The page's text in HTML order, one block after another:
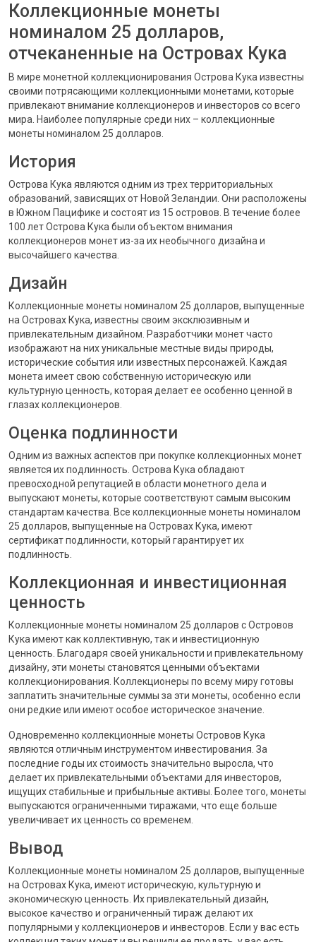
Коллекционные монеты
номиналом 25 долларов,
отчеканенные на Островах Кука
В мире монетной коллекционирования Острова Кука известны
своими потрясающими коллекционными монетами, которые
привлекают внимание коллекционеров и инвесторов со всего
мира. Наиболее популярные среди них – коллекционные
монеты номиналом 25 долларов.
История
Острова Кука являются одним из трех территориальных
образований, зависящих от Новой Зеландии. Они расположены
в Южном Пацифике и состоят из 15 островов. В течение более
100 лет Острова Кука были объектом внимания
коллекционеров монет из-за их необычного дизайна и
высочайшего качества.
Дизайн
Коллекционные монеты номиналом 25 долларов, выпущенные
на Островах Кука, известны своим эксклюзивным и
привлекательным дизайном. Разработчики монет часто
изображают на них уникальные местные виды природы,
исторические события или известных персонажей. Каждая
монета имеет свою собственную историческую или
культурную ценность, которая делает ее особенно ценной в
глазах коллекционеров.
Оценка подлинности
Одним из важных аспектов при покупке коллекционных монет
является их подлинность. Острова Кука обладают
превосходной репутацией в области монетного дела и
выпускают монеты, которые соответствуют самым высоким
стандартам качества. Все коллекционные монеты номиналом
25 долларов, выпущенные на Островах Кука, имеют
сертификат подлинности, который гарантирует их
подлинность.
Коллекционная и инвестиционная
ценность
Коллекционные монеты номиналом 25 долларов с Островов
Кука имеют как коллективную, так и инвестиционную
ценность. Благодаря своей уникальности и привлекательному
дизайну, эти монеты становятся ценными объектами
коллекционирования. Коллекционеры по всему миру готовы
заплатить значительные суммы за эти монеты, особенно если
они редкие или имеют особое историческое значение.
Одновременно коллекционные монеты Островов Кука
являются отличным инструментом инвестирования. За
последние годы их стоимость значительно выросла, что
делает их привлекательными объектами для инвесторов,
ищущих стабильные и прибыльные активы. Более того, монеты
выпускаются ограниченными тиражами, что еще больше
увеличивает их ценность со временем.
Вывод
Коллекционные монеты номиналом 25 долларов, выпущенные
на Островах Кука, имеют историческую, культурную и
экономическую ценность. Их привлекательный дизайн,
высокое качество и ограниченный тираж делают их
популярными у коллекционеров и инвесторов. Если у вас есть